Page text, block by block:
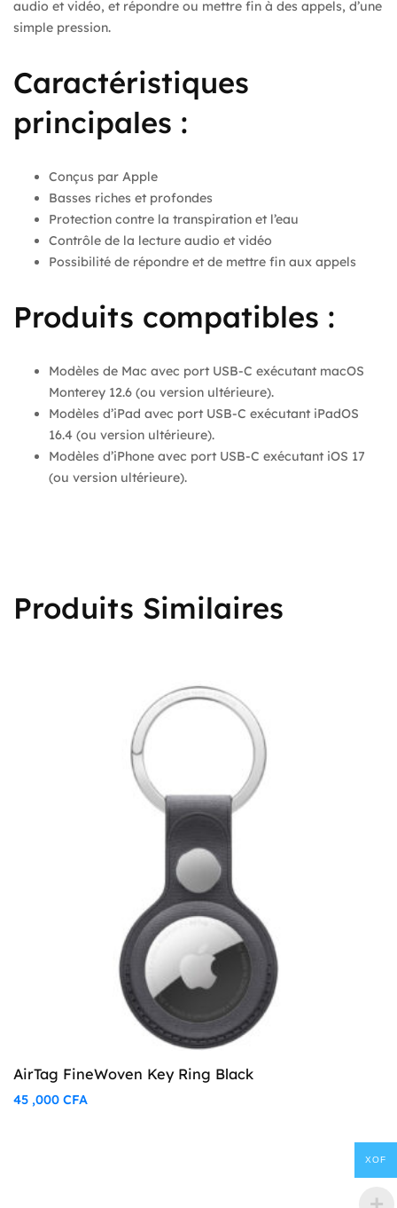
audio et vidéo, et répondre ou mettre fin à des appels, d’une
simple pression.
Caractéristiques
principales :
Conçus par Apple
Basses riches et profondes
Protection contre la transpiration et l’eau
Contrôle de la lecture audio et vidéo
Possibilité de répondre et de mettre fin aux appels
Produits compatibles :
Modèles de Mac avec port USB-C exécutant macOS
Monterey 12.6 (ou version ultérieure).
Modèles d’iPad avec port USB-C exécutant iPadOS
16.4 (ou version ultérieure).
Modèles d’iPhone avec port USB-C exécutant iOS 17
(ou version ultérieure).
Produits Similaires
AirTag FineWoven Key Ring Black
45 ,000 CFA
XOF